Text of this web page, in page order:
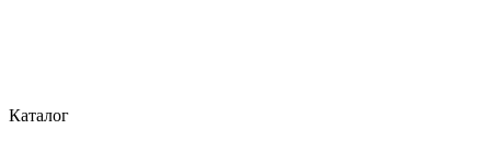
Каталог